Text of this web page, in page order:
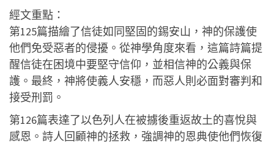
經文重點：
第125篇描繪了信徒如同堅固的錫安山，神的保護使
他們免受惡者的侵擾。從神學角度來看，這篇詩篇提
醒信徒在困境中要堅守信仰，並相信神的公義與保
護。最終，神將使義人安穩，而惡人則必面對審判和
接受刑罰。
第126篇表達了以色列人在被擄後重返故土的喜悅與
感恩。詩人回顧神的拯救，強調神的恩典使他們恢復